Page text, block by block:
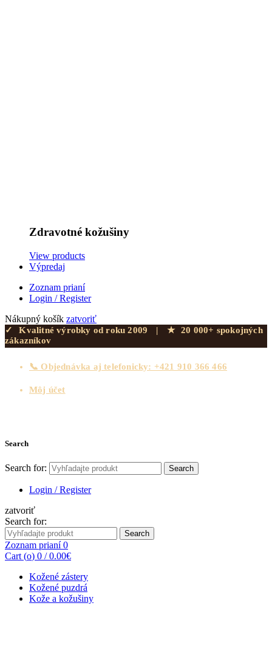
Zdravotné kožušiny
View products
Výpredaj
Zoznam prianí
Login / Register
Nákupný košík zatvoriť
✓ Kvalitné výrobky od roku 2009 | ★
20 000+ spokojných
zákazníkov
📞 Objednávka aj telefonicky: +421 910 366 466
Môj účet
Search
Search for: Search
Login / Register
zatvoriť
Search for:
Search
Zoznam prianí0
Cart (o) 0 / 0.00€
Kožené zástery
Kožené puzdrá
Kože a kožušiny